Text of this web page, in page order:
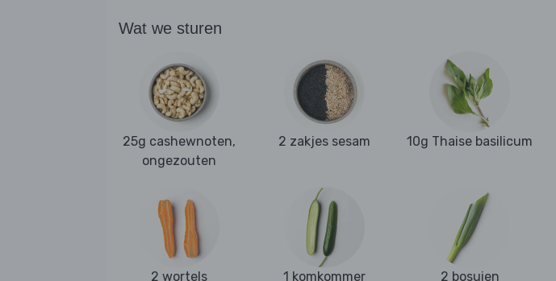
Wat we sturen
25g cashewnoten,
ongezouten
2 zakjes sesam 10g Thaise basilicum
2 wortels 1 komkommer 2 bosuien